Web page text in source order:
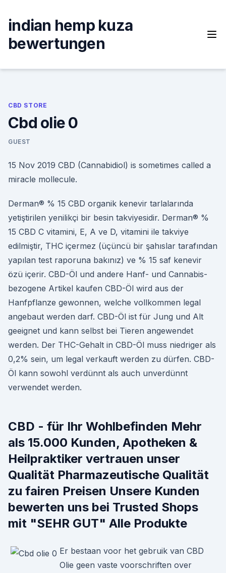
content
indian hemp kuza
bewertungen
CBD STORE
Cbd olie 0
GUEST
15 Nov 2019 CBD (Cannabidiol) is sometimes called a
miracle mollecule.
Derman® % 15 CBD organik kenevir tarlalarında
yetiştirilen yenilikçi bir besin takviyesidir. Derman® %
15 CBD C vitamini, E, A ve D, vitamini ile takviye
edilmiştir, THC içermez (üçüncü bir şahıslar tarafından
yapılan test raporuna bakınız) ve % 15 saf kenevir
özü içerir. CBD-Öl und andere Hanf- und Cannabis-
bezogene Artikel kaufen CBD-Öl wird aus der
Hanfpflanze gewonnen, welche vollkommen legal
angebaut werden darf. CBD-Öl ist für Jung und Alt
geeignet und kann selbst bei Tieren angewendet
werden. Der THC-Gehalt in CBD-Öl muss niedriger als
0,2% sein, um legal verkauft werden zu dürfen. CBD-
Öl kann sowohl verdünnt als auch unverdünnt
verwendet werden.
CBD - für Ihr Wohlbefinden Mehr
als 15.000 Kunden, Apotheken &
Heilpraktiker vertrauen unser
Qualität Pharmazeutische Qualität
zu fairen Preisen Unsere Kunden
bewerten uns bei Trusted Shops
mit "SEHR GUT" Alle Produkte
Er bestaan voor het gebruik van CBD
Olie geen vaste voorschriften over